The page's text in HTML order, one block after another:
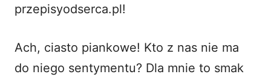
d
przepisyodserca.pl!
Ach, ciasto piankowe! Kto z nas nie ma
do niego sentymentu? Dla mnie to smak